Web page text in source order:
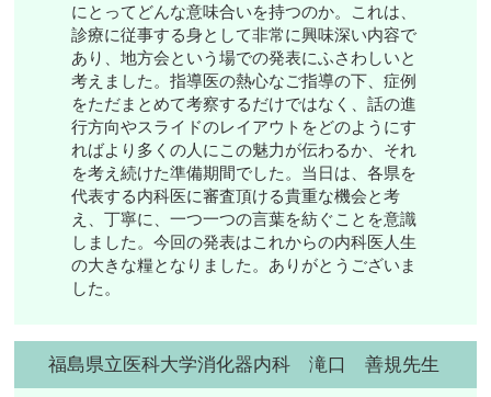
にとってどんな意味合いを持つのか。これは、
診療に従事する身として非常に興味深い内容で
あり、地方会という場での発表にふさわしいと
考えました。指導医の熱心なご指導の下、症例
をただまとめて考察するだけではなく、話の進
行方向やスライドのレイアウトをどのようにす
ればより多くの人にこの魅力が伝わるか、それ
を考え続けた準備期間でした。当日は、各県を
代表する内科医に審査頂ける貴重な機会と考
え、丁寧に、一つ一つの言葉を紡ぐことを意識
しました。今回の発表はこれからの内科医人生
の大きな糧となりました。ありがとうございま
した。
福島県立医科大学消化器内科 滝口 善規先生